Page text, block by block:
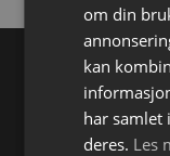
om din
kan
har samlet
deres. Les